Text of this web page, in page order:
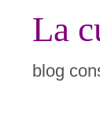
La
blog